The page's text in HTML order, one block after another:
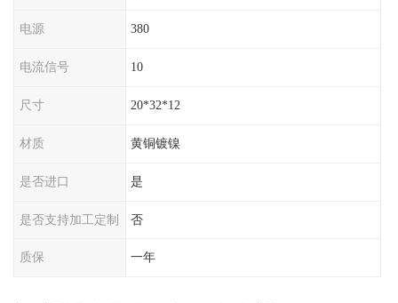
电源 380
电流信号 10
尺寸 20*32*12
材质 黄铜镀镍
是否进口 是
是否支持加工定制 否
质保 一年